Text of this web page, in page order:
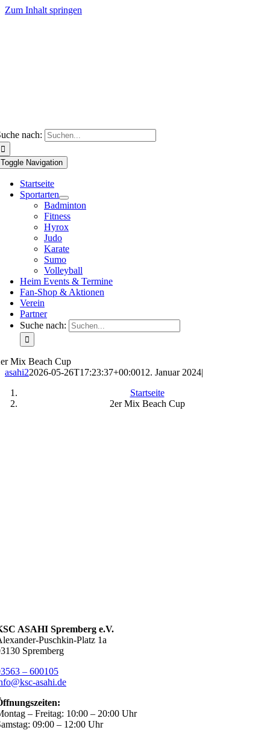
Zum Inhalt springen
nach:
Toggle Navigation
Startseite
Sportarten
Badminton
Fitness
Hyrox
Judo
Karate
Sumo
Volleyball
Heim Events & Termine
Fan-Shop & Aktionen
Verein
Partner
Suche nach:
Mix Beach Cup
asahi22026-05-26T17:23:37+00:0012. Januar 2024|
Startseite
2er Mix Beach Cup
ASAHI Spremberg e.V.
Puschkin-Platz 1a
Spremberg
– 600105
asahi.de
– Freitag: 10:00 – 20:00 Uhr
09:00 – 12:00 Uhr